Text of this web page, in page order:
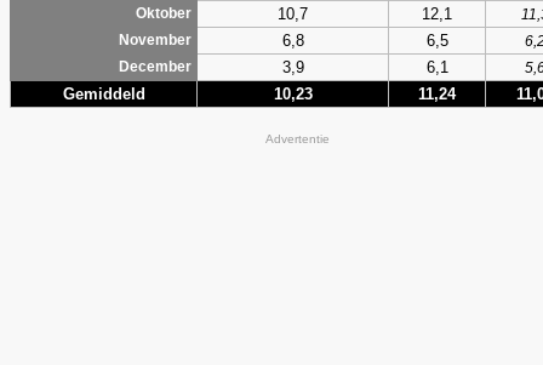
Oktober
10,7 12,1
November
6,8 6,5
December
3,9 6,1
Gemiddeld 10,23 11,24
Advertentie